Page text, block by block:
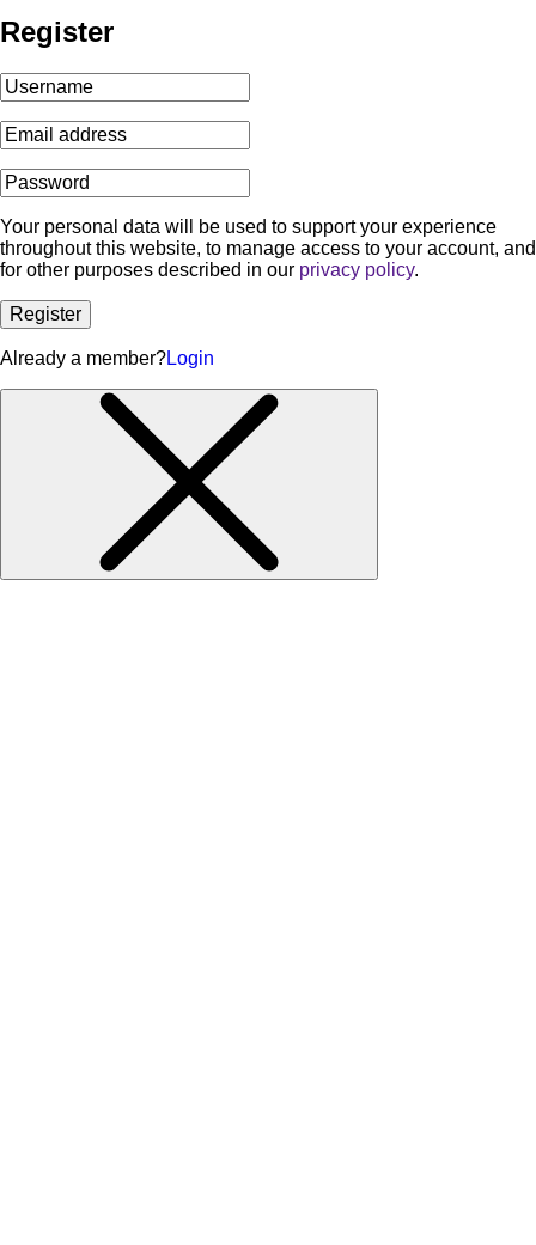
Register
Your personal data will be used to support your experience
throughout this website, to manage access to your account, and
for other purposes described in our privacy policy.
Register
Already a member?Login